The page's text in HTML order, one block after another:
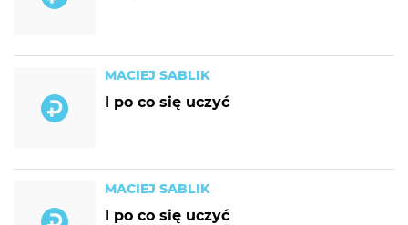
MACIEJ SABLIK
I po co się uczyć
MACIEJ SABLIK
I po co się uczyć